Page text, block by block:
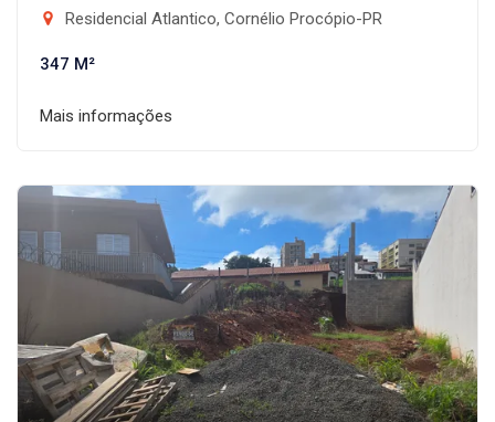
Residencial Atlantico, Cornélio Procópio-PR
347 M²
Mais informações